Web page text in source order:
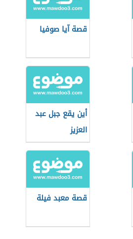
قصة آيا صوفيا
أين يقع جبل عبد
العزيز
قصة معبد فيلة